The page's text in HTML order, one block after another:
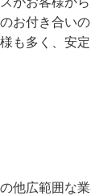
お付き合い
も多く、安
他広範囲な